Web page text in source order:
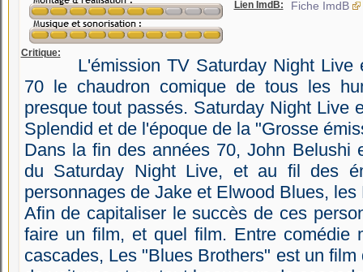
Lien ImdB: Fiche ImdB
Critique:
L'émission TV Saturday Night
70 le chaudron comique de tous les
presque tout passés. Saturday Night Live
Splendid et de l'époque de la "Grosse
Dans la fin des années 70, John Belushi
du Saturday Night Live, et au fil des
personnages de Jake et Elwood Blues, les
Afin de capitaliser le succès de ces
faire un film, et quel film. Entre comédie
cascades, Les "Blues Brothers" est un